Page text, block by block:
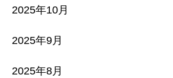
2025年10月
2025年9月
2025年8月